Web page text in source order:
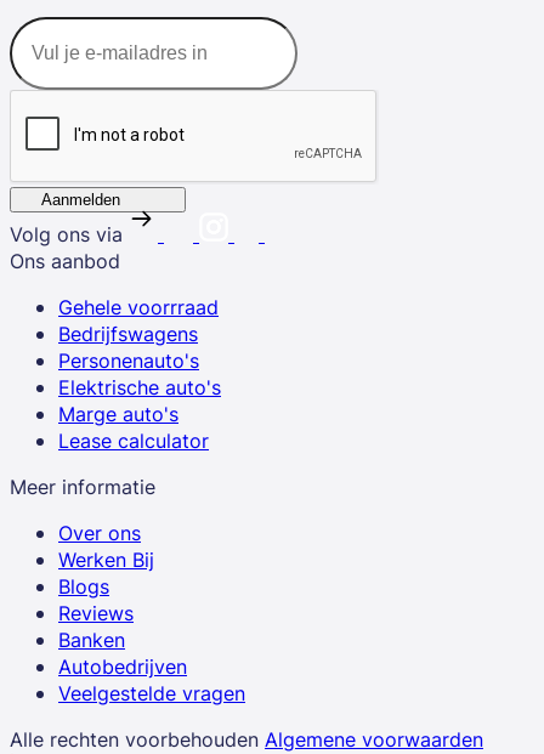
Aanmelden
Volg ons via
Ons aanbod
Gehele voorrraad
Bedrijfswagens
Personenauto's
Elektrische auto's
Marge auto's
Lease calculator
Meer informatie
Over ons
Werken Bij
Blogs
Reviews
Banken
Autobedrijven
Veelgestelde vragen
Alle rechten voorbehouden Algemene voorwaarden